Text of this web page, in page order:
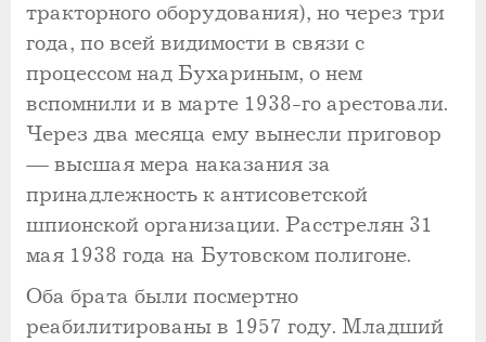
тракторного оборудования), но через три
года, по всей видимости в связи с
процессом над Бухариным, о нем
вспомнили и в марте 1938-го арестовали.
Через два месяца ему вынесли приговор
— высшая мера наказания за
принадлежность к антисоветской
шпионской организации. Расстрелян 31
мая 1938 года на Бутовском полигоне.
Оба брата были посмертно
реабилитированы в 1957 году. Младший